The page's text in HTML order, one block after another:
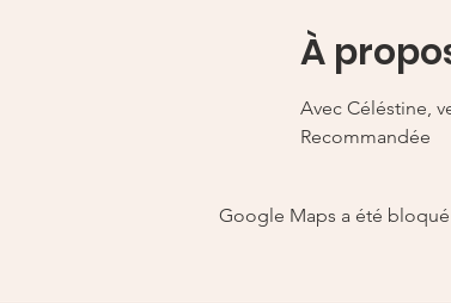
À
Avec Céléstine,
Recommandée
Google Maps a été